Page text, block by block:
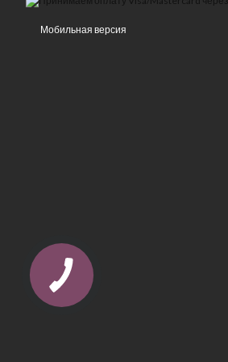
Мобильная версия